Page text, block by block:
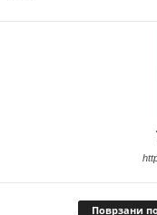
Поврзани